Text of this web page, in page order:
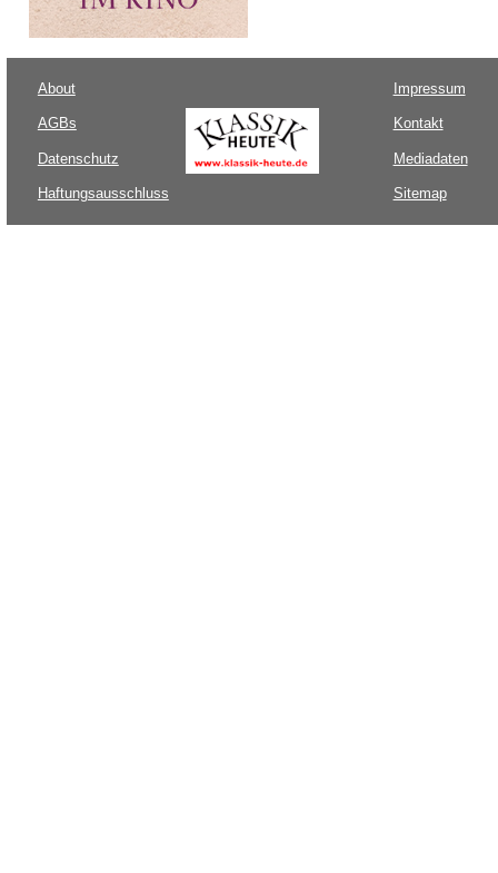
About
AGBs
Datenschutz
Haftungsausschluss
Impressum
Kontakt
Mediadaten
Sitemap